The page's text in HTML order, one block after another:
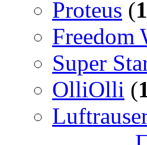
Proteus (
Freedom
Super
OlliOlli (